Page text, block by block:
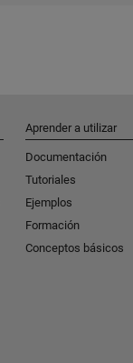
Aprender a utilizar
Documentación
Tutoriales
Ejemplos
Formación
Conceptos básicos